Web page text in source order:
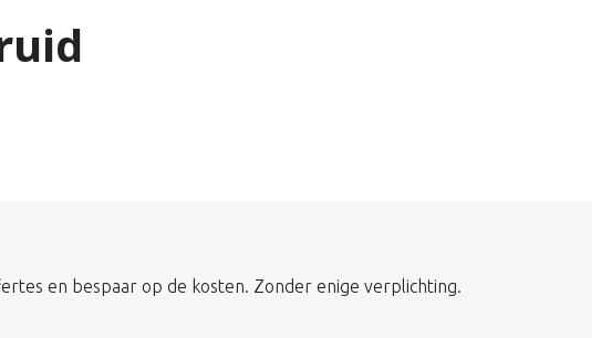
en bespaar op de kosten. Zonder enige verplichting.